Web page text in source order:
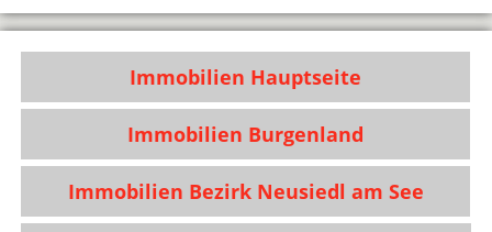
Immobilien Hauptseite
Immobilien Burgenland
Immobilien Bezirk Neusiedl am See